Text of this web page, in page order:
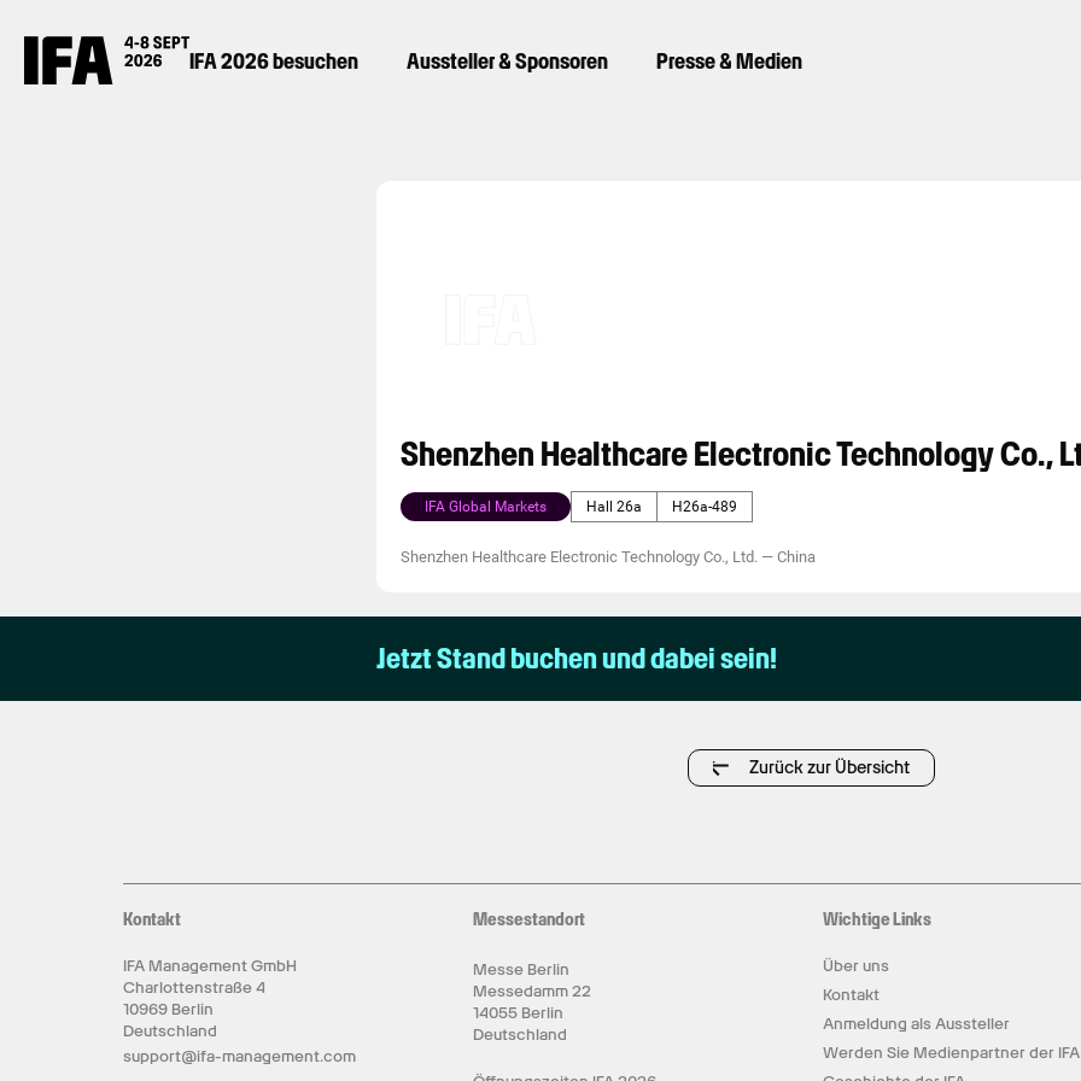
IFA 2026 besuchen Aussteller & Sponsoren Presse & Medien
Shenzhen Healthcare Electronic Technology Co.,
IFA Global Markets Hall 26a H26a-489
Shenzhen Healthcare Electronic Technology Co., Ltd. — China
Jetzt Stand buchen und dabei sein!
Zurück zur Übersicht
Kontakt
IFA Management GmbH
Charlottenstraße 4
10969 Berlin
Deutschland
support@ifa-management.com
Messestandort
Messe Berlin
Messedamm 22
14055 Berlin
Deutschland
Wichtige Links
Über uns
Kontakt
Anmeldung als Aussteller
Werden Sie Medienpartner der IFA